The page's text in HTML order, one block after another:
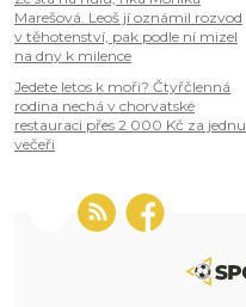
Marešová. Leoš jí oznámil rozvod
v těhotenství, pak podle ní mizel
na dny k milence
Jedete letos k moři? Čtyřčlenná
rodina nechá v chorvatské
restauraci přes 2 000 Kč za jednu
večeři